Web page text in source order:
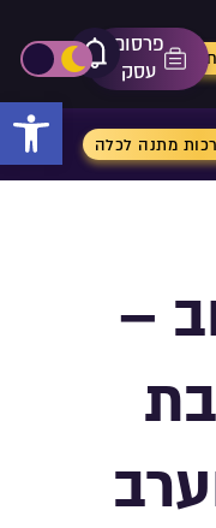
פרסום
עסק
אייקון
מתנה לכלה
–